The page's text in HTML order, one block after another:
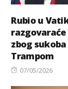
Rubio u
razgovaraće
zbog sukoba
Trampom
Posted
07/05/2026